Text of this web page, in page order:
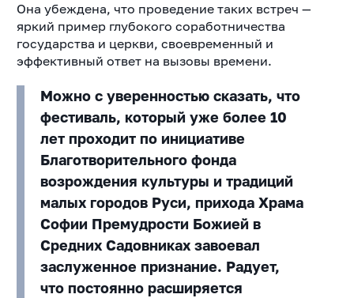
Она убеждена, что проведение таких встреч —
яркий пример глубокого соработничества
государства и церкви, своевременный и
эффективный ответ на вызовы времени.
Можно с уверенностью сказать, что
фестиваль, который уже более 10
лет проходит по инициативе
Благотворительного фонда
возрождения культуры и традиций
малых городов Руси, прихода Храма
Софии Премудрости Божией в
Средних Садовниках завоевал
заслуженное признание. Радует,
что постоянно расширяется